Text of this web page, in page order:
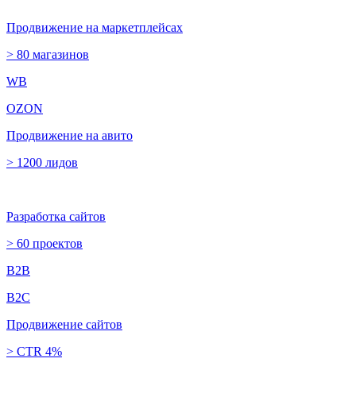
Продвижение на маркетплейсах
> 80 магазинов
WB
OZON
Продвижение на авито
> 1200 лидов
Разработка сайтов
> 60 проектов
B2B
B2C
Продвижение сайтов
> CTR 4%